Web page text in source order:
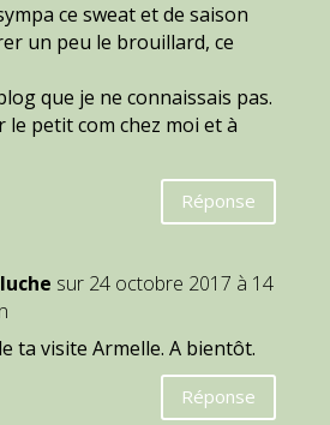
ce sweat et de saison
un peu le brouillard, ce
que je ne connaissais pas.
le petit com chez moi et à
Réponse
sur 24 octobre 2017 à 14
ta visite Armelle. A bientôt.
Réponse